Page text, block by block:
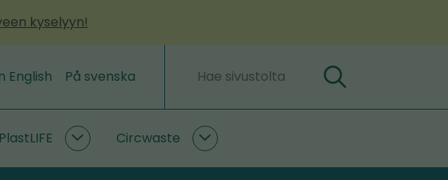
kyselyyn!
English På svenska Hakusanat Hae
PlastLIFE
PlastLIFE
alasivut
Circwaste
Circwaste
alasivut